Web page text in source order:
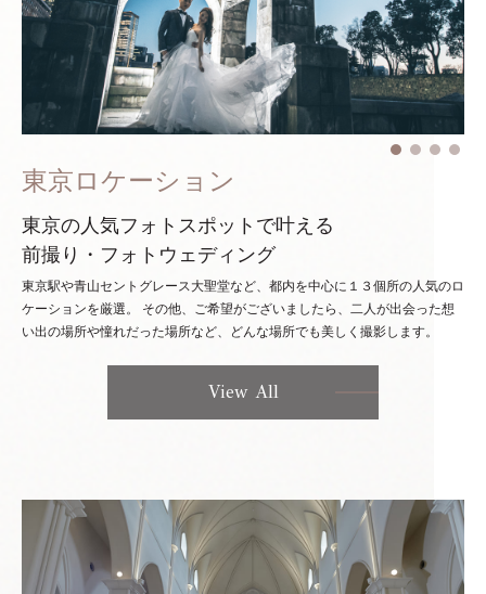
東京ロケーション
東京の人気フォトスポットで叶える
前撮り・フォトウェディング
東京駅や青山セントグレース大聖堂など、都内を中心に１３個所の人気のロ
ケーションを厳選。 その他、ご希望がございましたら、二人が出会った想
い出の場所や憧れだった場所など、どんな場所でも美しく撮影します。
View All